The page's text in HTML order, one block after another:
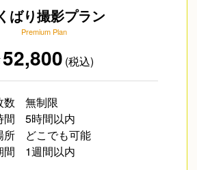
ばり撮影プラン
Premium Plan
52,800 (税込)
数
無制限
間
5時間以内
所
どこでも可能
間
1週間以内